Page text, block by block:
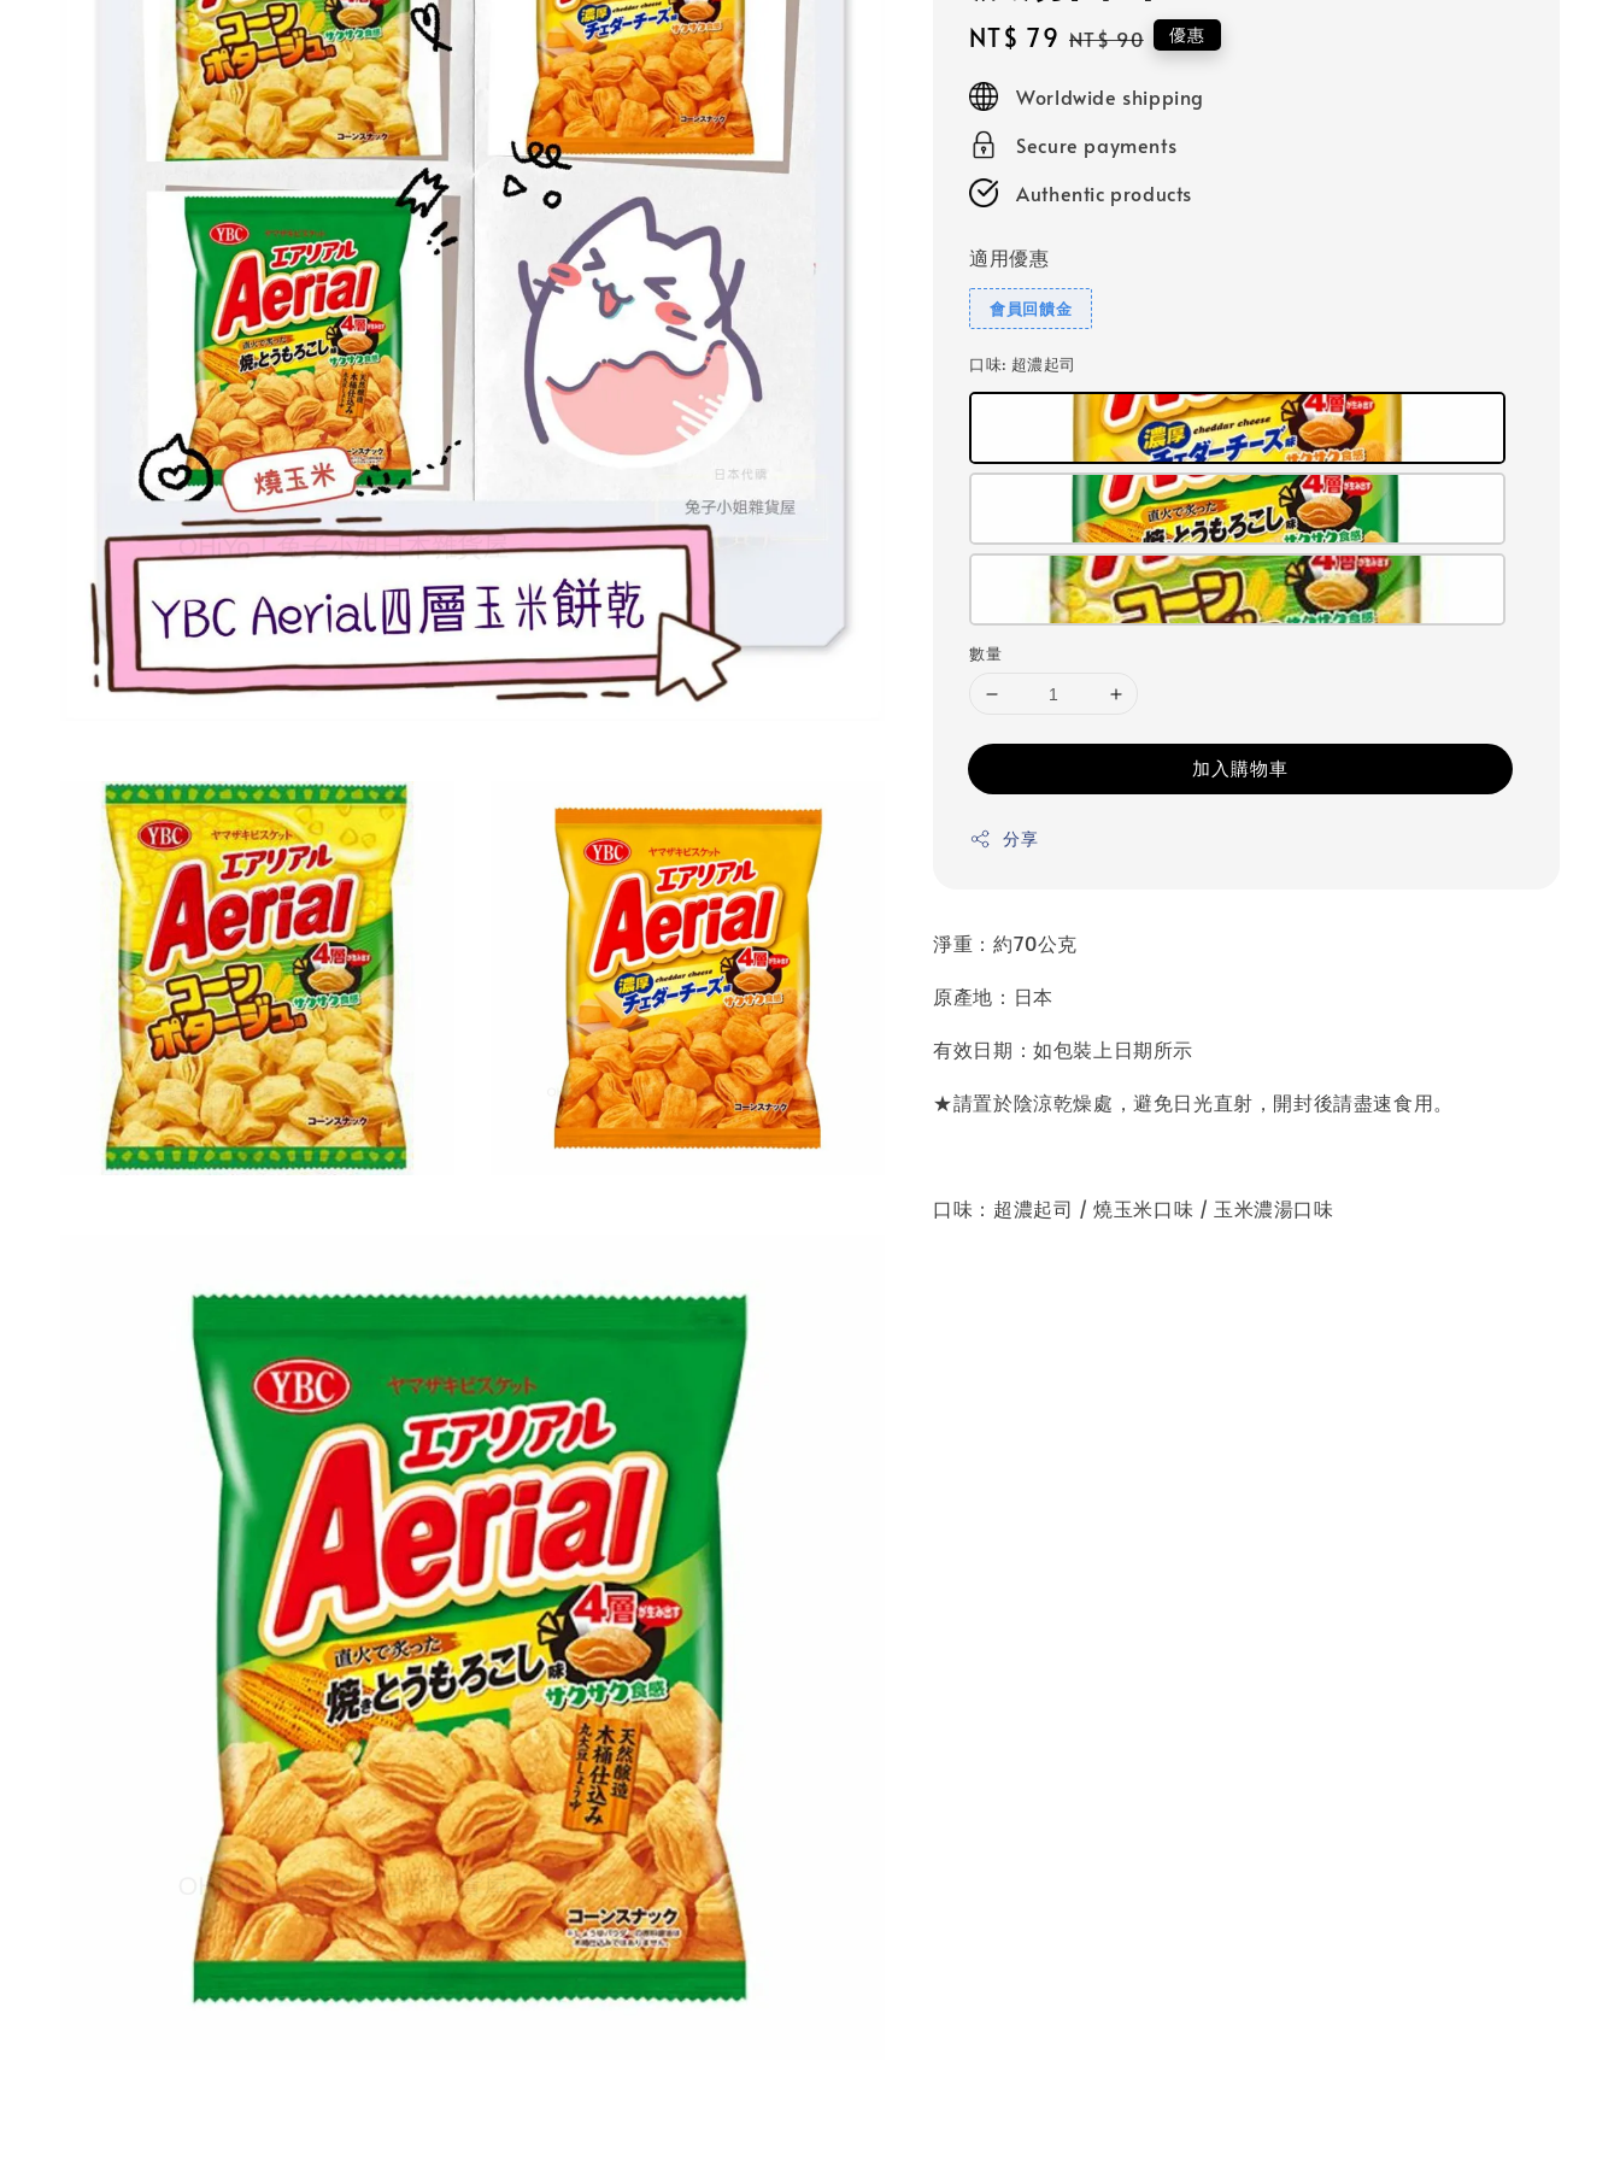
Sale
price
NT$ 79 Regular
NT$ 90 優惠
Worldwide shipping
Secure payments
Authentic products
適用優惠
會員回饋金
口味: 超濃起司
數量
加入購物車
分享
淨重：約70公克
原產地：日本
有效日期：如包裝上日期所示
★請置於陰涼乾燥處，避免日光直射，開封後請盡速食用。
口味：超濃起司 / 燒玉米口味 / 玉米濃湯口味